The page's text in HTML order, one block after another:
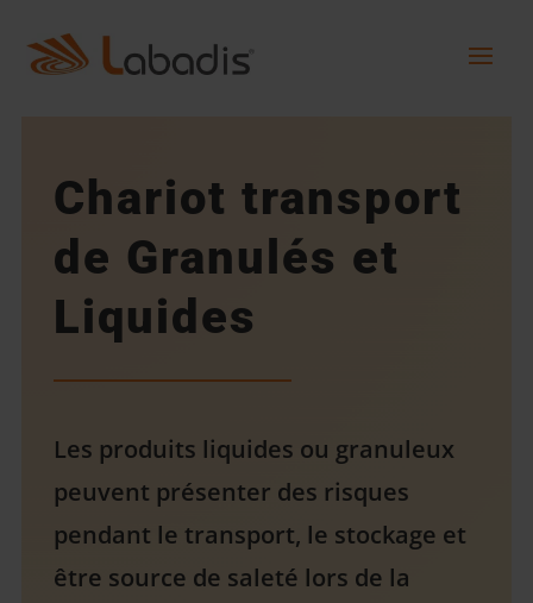
Chariot transport
de Granulés et
Liquides
Les produits liquides ou granuleux
peuvent présenter des risques
pendant le transport, le stockage et
être source de saleté lors de la